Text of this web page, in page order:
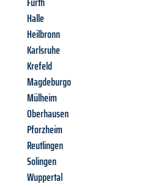
Halle
Heilbronn
Karlsruhe
Krefeld
Magdeburgo
Mülheim
Oberhausen
Pforzheim
Reutlingen
Solingen
Wuppertal